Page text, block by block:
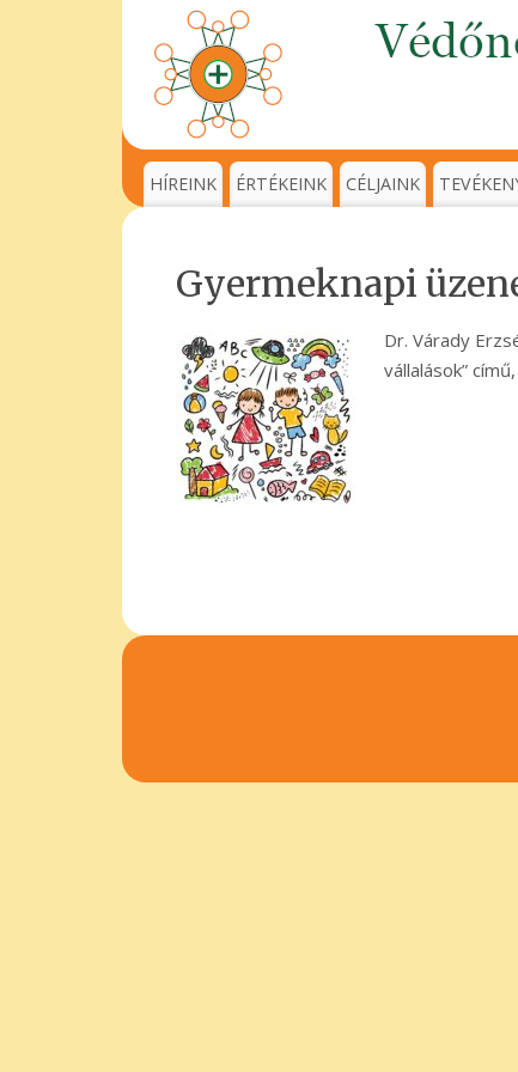
HÍREINK ÉRTÉKEINK CÉLJAINK
Gyermeknapi
Dr. Várady
vállalások”